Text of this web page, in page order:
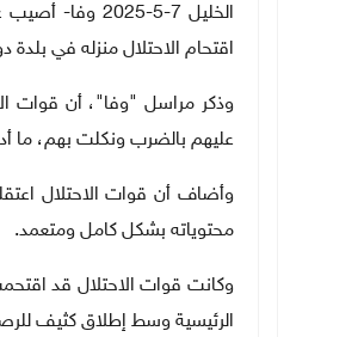
الخليل 7-5-
اقتحام الاحتلال منزله في
وذكر مراسل "وفا"، أن قوات
عليهم بالضرب ونكلت بهم، ما
وأضاف أن قوات الاحتلال
محتوياته بشكل كامل ومتعمد.
وكانت قوات الاحتلال قد
الرئيسية وسط إطلاق كثيف